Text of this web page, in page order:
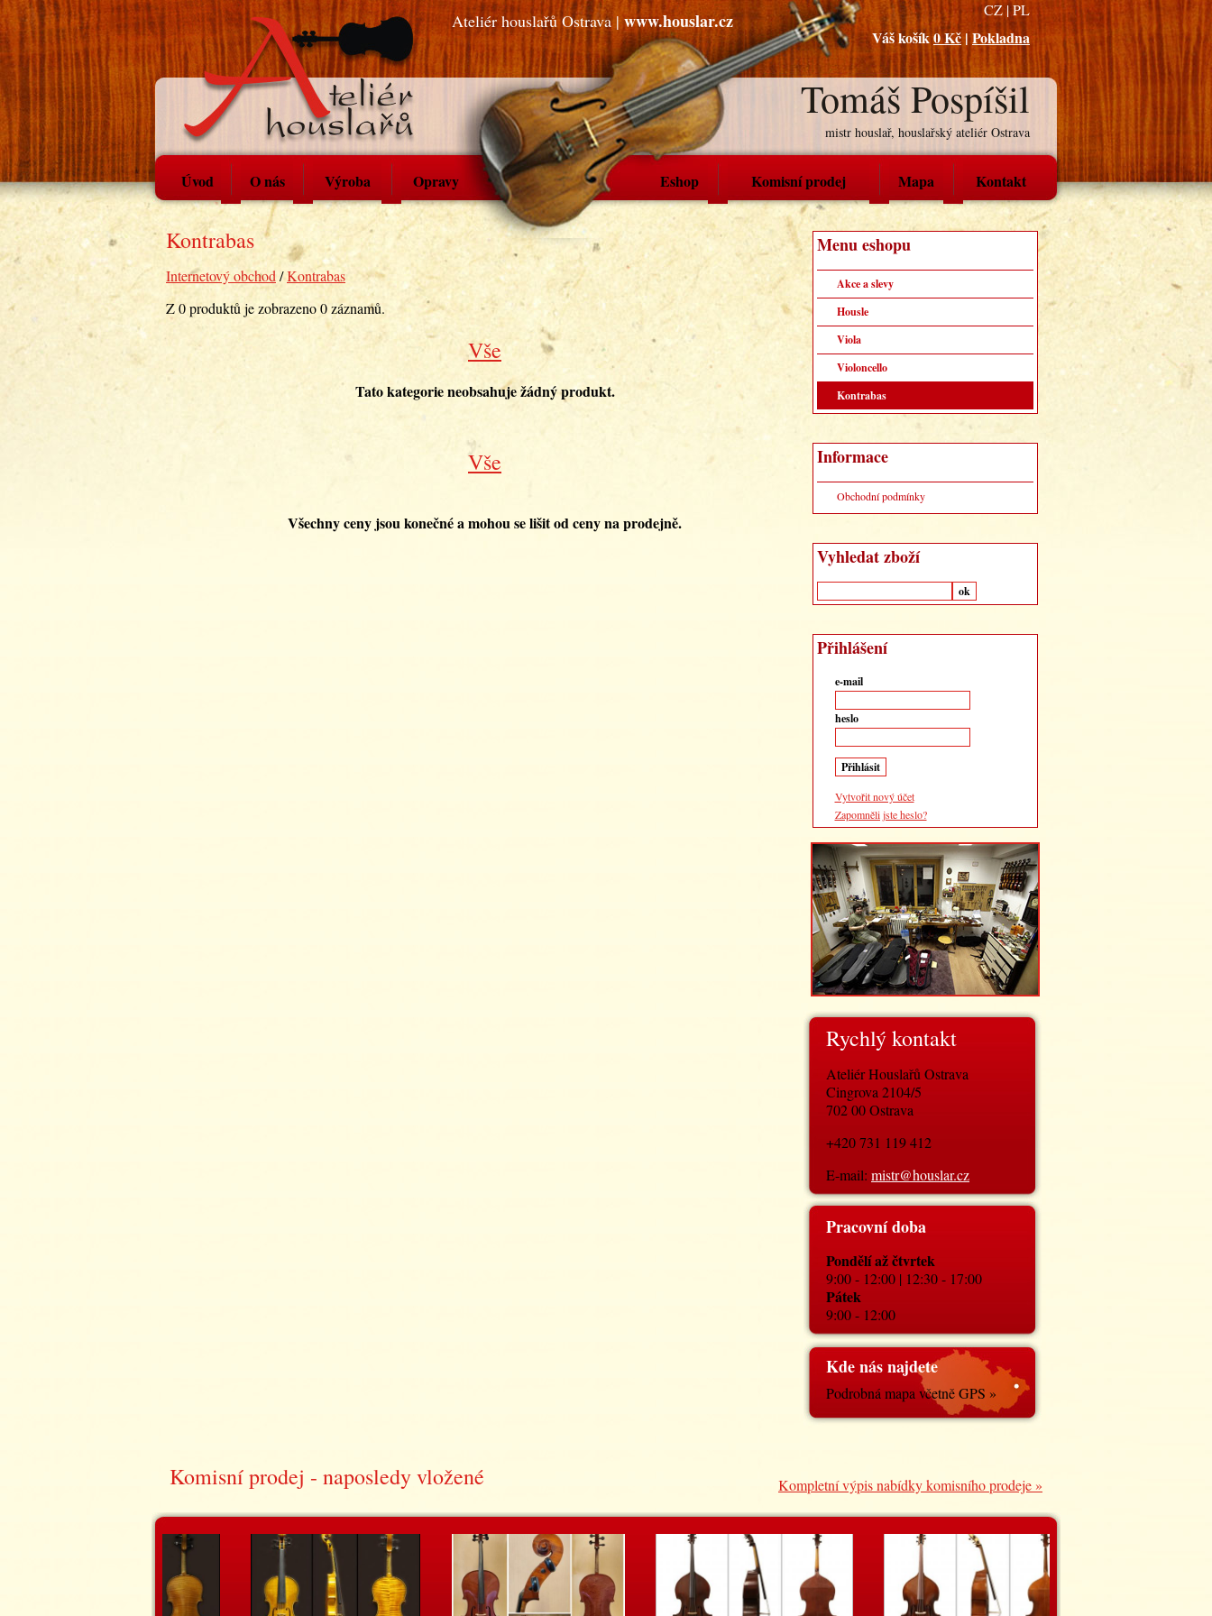
Ateliér houslařů Ostrava |www.houslar.cz CZ|PL
Váš košík0 Kč |Pokladna
Tomáš Pospíšil
mistr houslař, houslařský ateliér Ostrava
Úvod O nás Výroba Opravy Eshop Komisní prodej Mapa Kontakt
Kontrabas
Internetový obchod /Kontrabas
Z 0 produktů je zobrazeno 0 záznamů.
Vše
Tato kategorie neobsahuje žádný produkt.
Vše
Všechny ceny jsou konečné a mohou se lišit od ceny na prodejně.
Menu eshopu
Akce a slevy
Housle
Viola
Violoncello
Kontrabas
Informace
Obchodní podmínky
Vyhledat zboží
Přihlášení
e-mail
heslo
Vytvořit nový účet
Zapomněli jste heslo?
Rychlý kontakt
Ateliér Houslařů Ostrava
Cingrova 2104/5
702 00 Ostrava
+420 731 119 412
E-mail: mistr@houslar.cz
Pracovní doba
Pondělí až čtvrtek
9:00 - 12:00 | 12:30 - 17:00
Pátek
9:00 - 12:00
Kde nás najdete
Podrobná mapa včetně GPS »
Komisní prodej - naposledy vložené Kompletní výpis nabídky komisního prodeje »